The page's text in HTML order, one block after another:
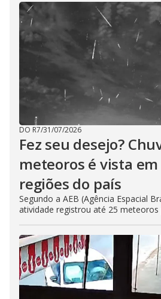
DO R7/31/07/2026
Fez seu desejo?
meteoros é vista
regiões do país
Segundo a AEB (Agência Espacial
atividade registrou até 25 meteoros